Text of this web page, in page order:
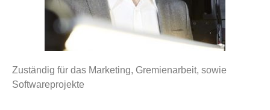
Zuständig für das Marketing, Gremienarbeit, sowie
Softwareprojekte